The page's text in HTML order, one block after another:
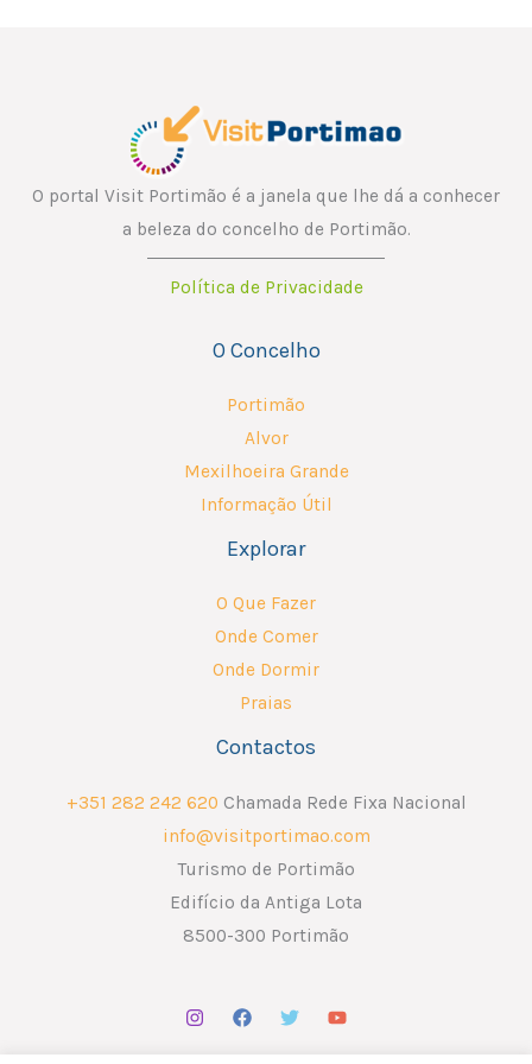
O portal Visit Portimão é a janela que lhe dá a conhecer
a beleza do concelho de Portimão.
Política de Privacidade
O Concelho
Portimão
Alvor
Mexilhoeira Grande
Informação Útil
Explorar
O Que Fazer
Onde Comer
Onde Dormir
Praias
Contactos
+351 282 242 620 Chamada Rede Fixa Nacional
info@visitportimao.com
Turismo de Portimão
Edifício da Antiga Lota
8500-300 Portimão